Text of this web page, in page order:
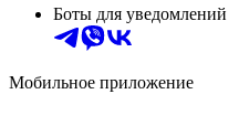
Боты для уведомлений
Мобильное приложение